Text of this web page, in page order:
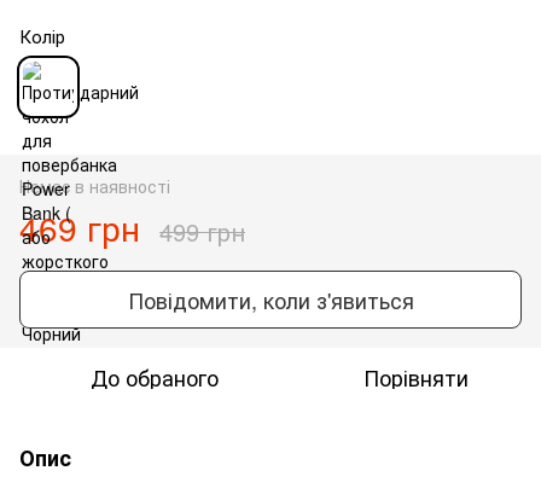
Колір
Немає в наявності
469 грн 499 грн
Повідомити, коли з'явиться
До обраного Порівняти
Опис